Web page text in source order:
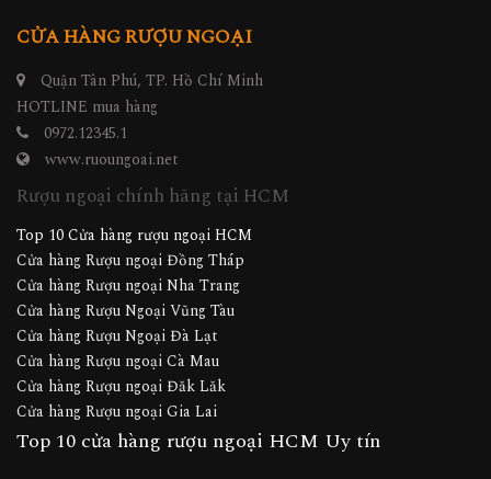
CỬA HÀNG RƯỢU NGOẠI
Quận Tân Phú, TP. Hồ Chí Minh
HOTLINE mua hàng
0972.12345.1
www.ruoungoai.net
Rượu ngoại chính hãng tại HCM
Top 10 Cửa hàng rượu ngoại HCM
Cửa hàng Rượu ngoại Đồng Tháp
Cửa hàng Rượu ngoại Nha Trang
Cửa hàng Rượu Ngoại Vũng Tàu
Cửa hàng Rượu Ngoại Đà Lạt
Cửa hàng Rượu ngoại Cà Mau
Cửa hàng Rượu ngoại Đăk Lăk
Cửa hàng Rượu ngoại Gia Lai
Top 10 cửa hàng rượu ngoại HCM Uy tín